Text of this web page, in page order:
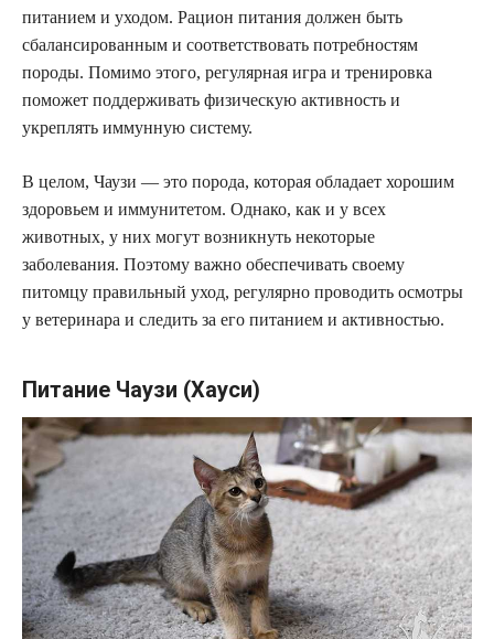
питанием и уходом. Рацион питания должен быть
сбалансированным и соответствовать потребностям
породы. Помимо этого, регулярная игра и тренировка
поможет поддерживать физическую активность и
укреплять иммунную систему.
В целом, Чаузи — это порода, которая обладает хорошим
здоровьем и иммунитетом. Однако, как и у всех
животных, у них могут возникнуть некоторые
заболевания. Поэтому важно обеспечивать своему
питомцу правильный уход, регулярно проводить осмотры
у ветеринара и следить за его питанием и активностью.
Питание Чаузи (Хауси)